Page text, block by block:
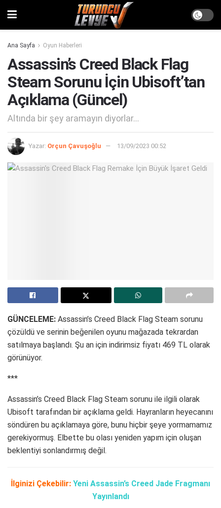
Ana Sayfa Oyun Haberleri
Assassin’s Creed Black Flag
Steam Sorunu İçin Ubisoft’tan
Açıklama (Güncel)
Altında bir şey aramayın diyorlar...
Yazar: Orçun Çavuşoğlu 13/09/2023 00:52
GÜNCELEME: Assassin’s Creed Black Flag Steam sorunu
çözüldü ve serinin beğenilen oyunu mağazada tekrardan
satılmaya başlandı. Şu an için indirimsiz fiyatı 469 TL olarak
görünüyor.
***
Assassin’s Creed Black Flag Steam sorunu ile ilgili olarak
Ubisoft tarafından bir açıklama geldi. Hayranların heyecanını
söndüren bu açıklamaya göre, bunu hiçbir şeye yormamamız
gerekiyormuş. Elbette bu olası yeniden yapım için oluşan
beklentiyi sonlandırmış değil.
İlginizi Çekebilir: Yeni Assassin’s Creed Jade Fragmanı
Yayınlandı